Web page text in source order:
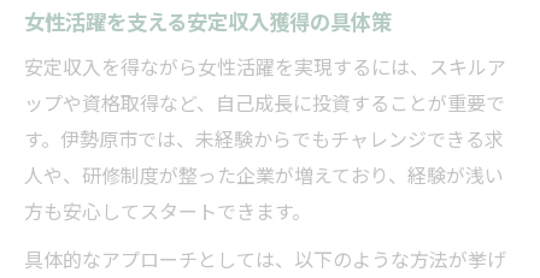
工夫
女性活躍とワークライフバランスの両立事
例
未経験から挑戦できる女性向け安定収入の職種
未経験でも女性活躍が叶う安定収入職種解
説
伊勢原市で女性活躍できる未経験歓迎の仕
女性活躍を支える安定収入獲得の具体策
安定収入を得ながら女性活躍を実現するには、スキルア
ップや資格取得など、自己成長に投資することが重要で
す。伊勢原市では、未経験からでもチャレンジできる求
人や、研修制度が整った企業が増えており、経験が浅い
方も安心してスタートできます。
具体的なアプローチとしては、以下のような方法が挙げ